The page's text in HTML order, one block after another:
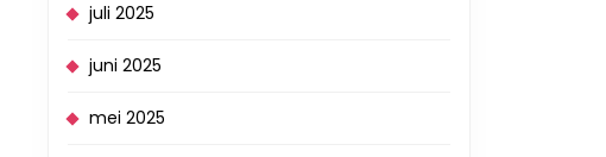
juli 2025
juni 2025
mei 2025